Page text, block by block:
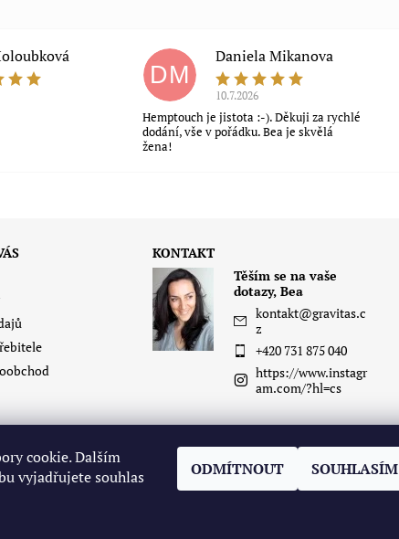
DM
Daniela Mikanova
10.7.2026
Hemptouch je jistota :-). Děkuji za rychlé
dodání, vše v pořádku. Bea je skvělá
žena!
KONTAKT
Těším se na vaše
dotazy, Bea
kontakt@gravitas.c
z
+420 731 875 040
https://www.instagr
am.com/?hl=cs
cookie. Dalším
vyjadřujete souhlas
ODMÍTNOUT SOUHLASÍM